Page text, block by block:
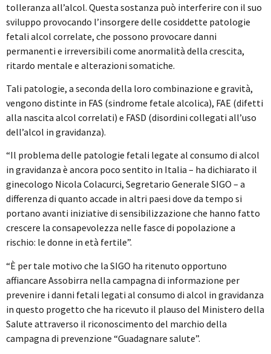
tolleranza all’alcol. Questa sostanza può interferire con il suo
sviluppo provocando l’insorgere delle cosiddette patologie
fetali alcol correlate, che possono provocare danni
permanenti e irreversibili come anormalità della crescita,
ritardo mentale e alterazioni somatiche.
Tali patologie, a seconda della loro combinazione e gravità,
vengono distinte in FAS (sindrome fetale alcolica), FAE (difetti
alla nascita alcol correlati) e FASD (disordini collegati all’uso
dell’alcol in gravidanza).
“Il problema delle patologie fetali legate al consumo di alcol
in gravidanza è ancora poco sentito in Italia – ha dichiarato il
ginecologo Nicola Colacurci, Segretario Generale SIGO – a
differenza di quanto accade in altri paesi dove da tempo si
portano avanti iniziative di sensibilizzazione che hanno fatto
crescere la consapevolezza nelle fasce di popolazione a
rischio: le donne in età fertile”.
“È per tale motivo che la SIGO ha ritenuto opportuno
affiancare Assobirra nella campagna di informazione per
prevenire i danni fetali legati al consumo di alcol in gravidanza
in questo progetto che ha ricevuto il plauso del Ministero della
Salute attraverso il riconoscimento del marchio della
campagna di prevenzione “Guadagnare salute”.